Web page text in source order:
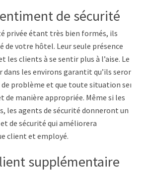
de sécurité
privée étant très bien formés, ils
de votre hôtel. Leur seule présence
les clients à se sentir plus à l’aise. Le
les environs garantit qu’ils seront
problème et que toute situation sera
manière appropriée. Même si les
les agents de sécurité donneront un
de sécurité qui améliorera
client et employé.
supplémentaire